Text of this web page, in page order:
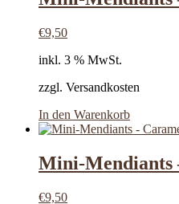
€9,50
inkl. 3 % MwSt.
zzgl. Versandkosten
In den Warenkorb
Mini-Mendiants
€9,50